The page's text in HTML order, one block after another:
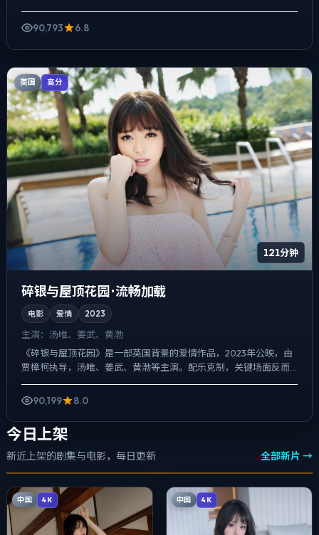
先抑后扬，前半段铺陈日常，后半段陡...
90,793
6.8
英国 高分
121分钟
碎银与屋顶花园 · 流畅加载
电影 爱情 2023
主演： 汤唯、姜武、黄渤
《碎银与屋顶花园》是一部英国背景的爱情作品，2023年公映，由
贾樟柯执导，汤唯、姜武、黄渤等主演。配乐克制，关键场面反而
以环境声托情绪，喜剧桥段服务于人物性格，笑点背后仍有隐痛...
90,199
8.0
今日上架
新近上架的剧集与电影，每日更新 全部新片 →
中国 4K 中国 4K